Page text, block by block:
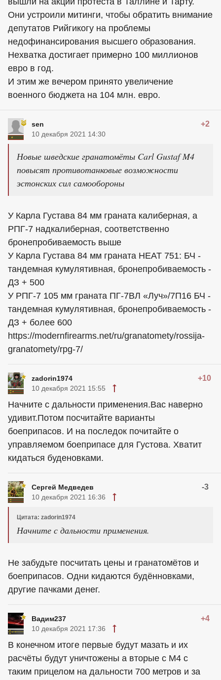
Они устроили митинги, чтобы обратить внимание
депутатов Рийгикогу на проблемы
недофинансирования высшего образования.
Нехватка достигает примерно 100 миллионов
евро в год.
И этим же вечером принято увеличение
военного бюджета на 104 млн. евро.
sen +2
10 декабря 2021 14:30
Новые шведские гранатомёты Carl Gustaf M4
повысят противотанковые возможности
эстонских сил самообороны
У Карла Густава 84 мм граната калиберная, а
РПГ-7 надкалиберная, соответственно
бронепробиваемость выше
У Карла Густава 84 мм граната HEAT 751: БЧ -
тандемная кумулятивная, бронепробиваемость -
ДЗ + 500
У РПГ-7 105 мм граната ПГ-7ВЛ «Луч»/7П16 БЧ -
тандемная кумулятивная, бронепробиваемость -
ДЗ + более 600
https://modernfirearms.net/ru/granatomety/rossija-
granatomety/rpg-7/
zadorin1974 +10
10 декабря 2021 15:55
Начните с дальности применения.Вас наверно
удивит.Потом посчитайте варианты
боеприпасов. И на последок почитайте о
управляемом боеприпасе для Густова. Хватит
кидаться буденовками.
Сергей Медведев -3
10 декабря 2021 16:36
Цитата: zadorin1974
Начните с дальности применения.
Не забудьте посчитать цены и гранатомётов и
боеприпасов. Одни кидаются будённовками,
другие пачками денег.
Вадим237 +4
10 декабря 2021 17:36
В конечном итоге первые будут мазать и их
расчёты будут уничтожены а вторые с М4 с
таким прицелом на дальности 700 метров и за